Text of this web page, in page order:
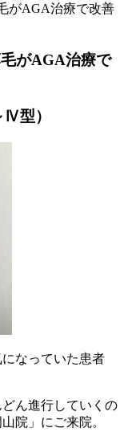
がAGA治療で改善
毛がAGA治療で
型）
なっていた患者
ん進行していくの
院」にご来院。